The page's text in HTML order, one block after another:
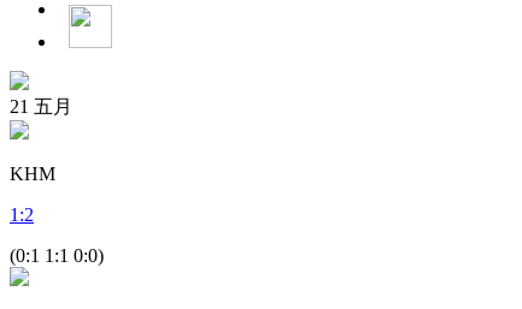
21 五月
KHM
1 :2
(0:1 1:1 0:0)